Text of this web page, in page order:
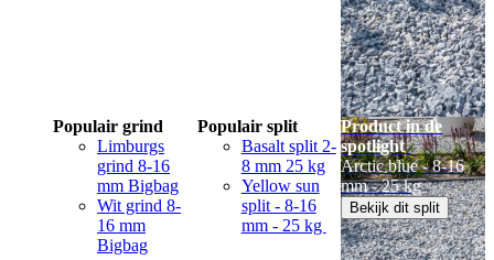
Populair grind
Limburgs
grind 8-16
mm Bigbag
Wit grind 8-
16 mm
Bigbag
Populair split
Basalt split 2-
8 mm 25 kg
Yellow sun
split - 8-16
mm - 25 kg
Product in de
spotlight
Arctic blue - 8-16
mm - 25 kg
Bekijk dit split